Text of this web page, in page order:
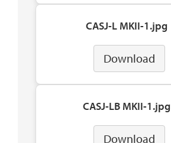
CASJ-L MKII-1.jpg
Download
CASJ-LB MKII-1.jpg
Download